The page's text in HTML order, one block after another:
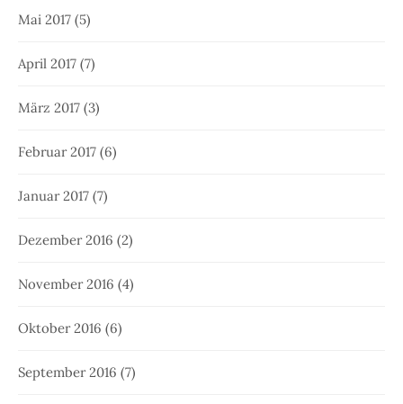
Mai 2017 (5)
April 2017 (7)
März 2017 (3)
Februar 2017 (6)
Januar 2017 (7)
Dezember 2016 (2)
November 2016 (4)
Oktober 2016 (6)
September 2016 (7)